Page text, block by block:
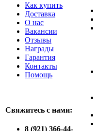
Как купить
Доставка
О нас
Вакансии
Отзывы
Награды
Гарантия
Контакты
Помощь
Свяжитесь с нами:
8 (921) 366-44-